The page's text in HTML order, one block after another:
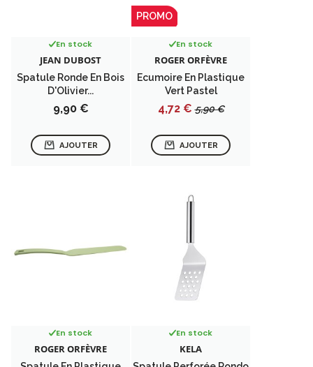
En stock
JEAN DUBOST
Spatule Ronde En Bois
D'Olivier...
Prix
9,90 €
AJOUTER
En stock
ROGER ORFÈVRE
Ecumoire En Plastique
Vert Pastel
Prix
4,72 € Prix
base
5,90 €
AJOUTER
PROMO
En stock
ROGER ORFÈVRE
En stock
KELA